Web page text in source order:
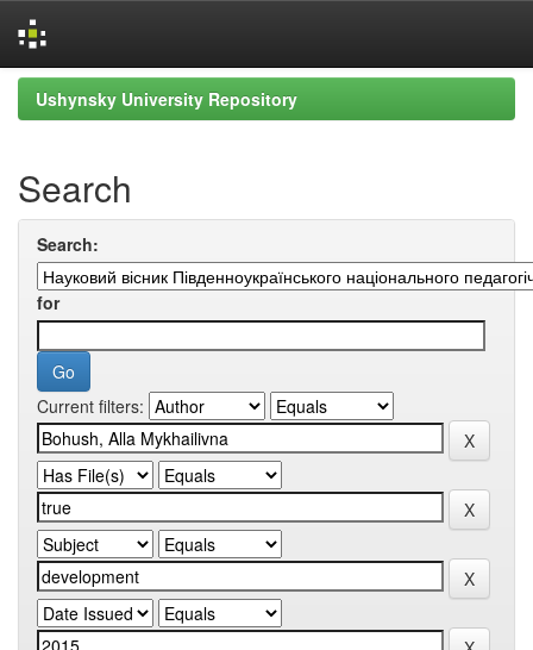
Skip
navigation
Ushynsky University Repository
Search
Search:
for
Current filters: